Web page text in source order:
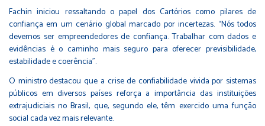
Fachin iniciou ressaltando o papel dos Cartórios como pilares de
confiança em um cenário global marcado por incertezas. “Nós todos
devemos ser empreendedores de confiança. Trabalhar com dados e
evidências é o caminho mais seguro para oferecer previsibilidade,
estabilidade e coerência”.
O ministro destacou que a crise de confiabilidade vivida por sistemas
públicos em diversos países reforça a importância das instituições
extrajudiciais no Brasil, que, segundo ele, têm exercido uma função
social cada vez mais relevante.